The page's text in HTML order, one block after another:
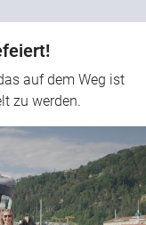
auf dem Weg ist
zu werden.